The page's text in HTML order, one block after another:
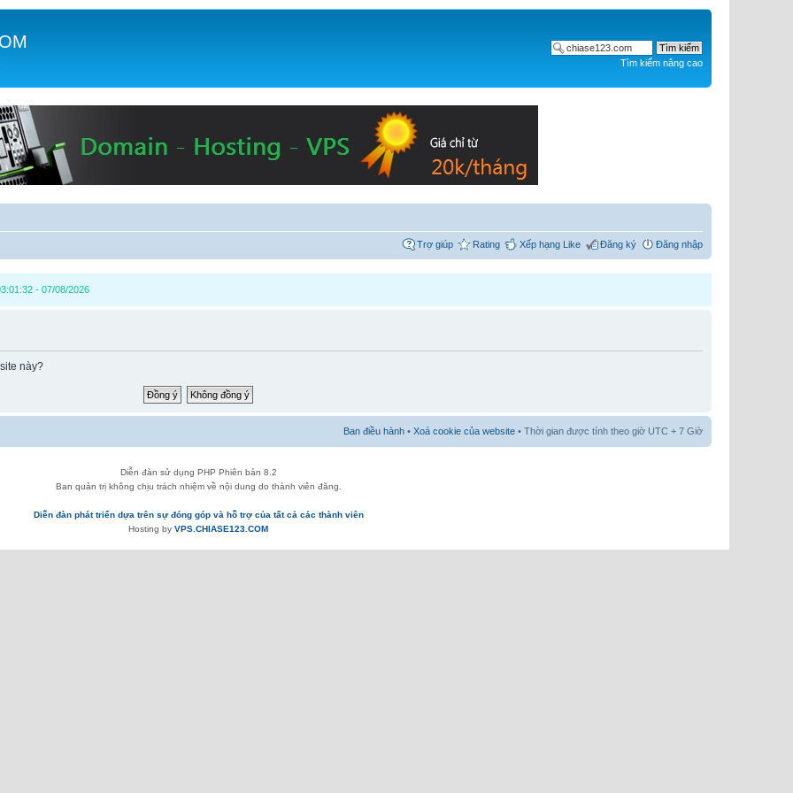
Tìm kiếm nâng cao
Trợ giúp Rating Xếp hạng Like Đăng ký Đăng nhập
- 07/08/2026
này?
Ban điều hành • Xoá cookie của website • Thời gian được tính theo giờ UTC + 7 Giờ
Diễn đàn sử dụng PHP Phiên bản 8.2
Ban quản trị không chịu trách nhiệm về nội dung do thành viên đăng.
Diễn đàn phát triển dựa trên sự đóng góp và hỗ trợ của tất cả các thành viên
Hosting by VPS.CHIASE123.COM